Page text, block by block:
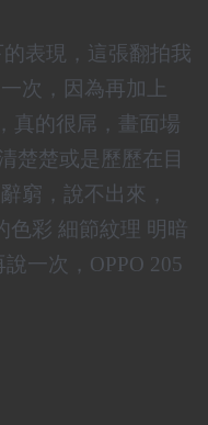
表現，這張翻拍我
次，因為再加上
真的很屌，畫面場
楚楚或是歷歷在目
窮，說不出來，
色彩 細節紋理 明暗
一次，OPPO 205